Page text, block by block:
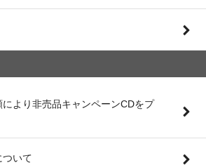
より非売品キャンペーンCDをプ
いて